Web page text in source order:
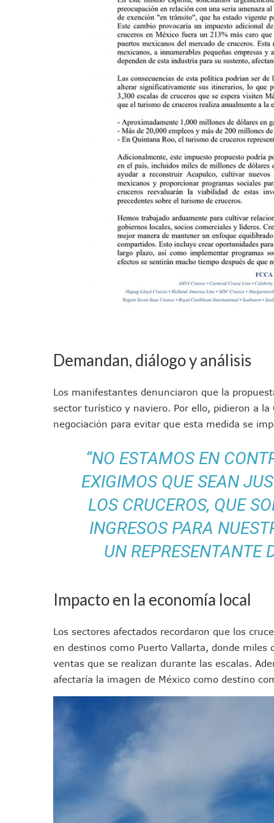
Asesinan En Oaxaca Al
Detienen A Cuatro
Yussara Canales Pide
Adultos Mayores De Ixtapa
Bruno Blancas Convoca A
CUCosta E IMSS Nayarit
Videos De Presunto
Playa Las Cocinas: Retiran
Dr. Álvarez Zayas Dirige
Por Desaparición Forzada,
“El Mayo” Zambada Es
Brigada Forense Brindará
Vecinos De Vallarta 500
Pelea De Extranjera
Joven Esgrimista De
Llegan Camiones “oruga”
Descartan Riesgo De
Retiran 10 Toneladas De
Arranca Copa México De
Munguía Analiza Pedir 100
Región Sanitaria VIII
Asesinan A Regidora De
Recuperan Seis Vehículos
SEP Asigna Escuelas Para
Tráfico Aéreo Cae En
SAT Lleva Su Oficina Móvil
Puerto Vallarta Se Suma A
Movimiento Ciudadano
Hospital Civil De La Costa
Fechas Y Sedes De Las
Aparecen Vivos Los Tres
Tras Caer Ante Inglaterra,
Dictan Prisión Preventiva
Juan Carlos Castro Visitó
Puente Amado Nervo
C5 Jalisco Recupera
Demandan, diálogo y análisis
Los manifestantes denunciaron que la
sector turístico y naviero. Por ello, pidieron a la
negociación para evitar que esta medida se
“NO ESTAMOS EN
EXIGIMOS QUE SEAN
LOS CRUCEROS, QUE
INGRESOS PARA
UN REPRESENTANTE
Impacto en la economía local
Los sectores afectados recordaron que los
en destinos como Puerto Vallarta, donde
ventas que se realizan durante las escalas.
afectaría la imagen de México como destino